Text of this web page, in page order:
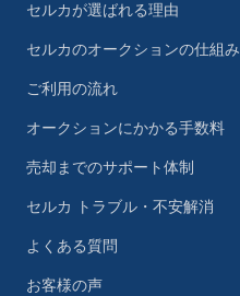
セルカが選ばれる理由
セルカのオークションの仕組み
ご利用の流れ
オークションにかかる手数料
売却までのサポート体制
セルカ トラブル・不安解消
よくある質問
お客様の声